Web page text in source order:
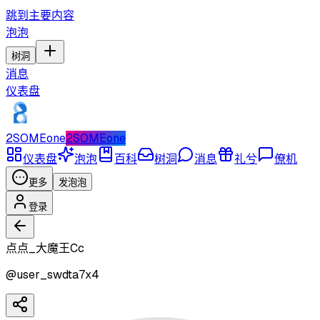
跳到主要内容
泡泡
树洞
消息
仪表盘
2SOMEone2SOMEone
仪表盘
泡泡 百科 树洞 消息 礼兮 僚机
更多 发泡泡
登录
点点_大魔王Cc
@user_swdta7x4